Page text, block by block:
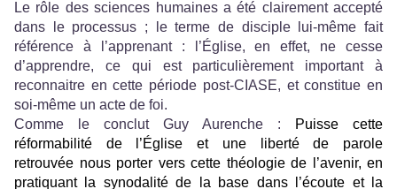
Le rôle des sciences humaines a été clairement accepté
dans le processus ; le terme de disciple lui-même fait
référence à l’apprenant : l’Église, en effet, ne cesse
d’apprendre, ce qui est particulièrement important à
reconnaitre en cette période post-CIASE, et constitue en
soi-même un acte de foi.
Comme le conclut Guy Aurenche :
Puisse cette
réformabilité de l’Église et une liberté de parole
retrouvée nous porter vers cette théologie de l’avenir, en
pratiquant la synodalité de la base dans l’écoute et la